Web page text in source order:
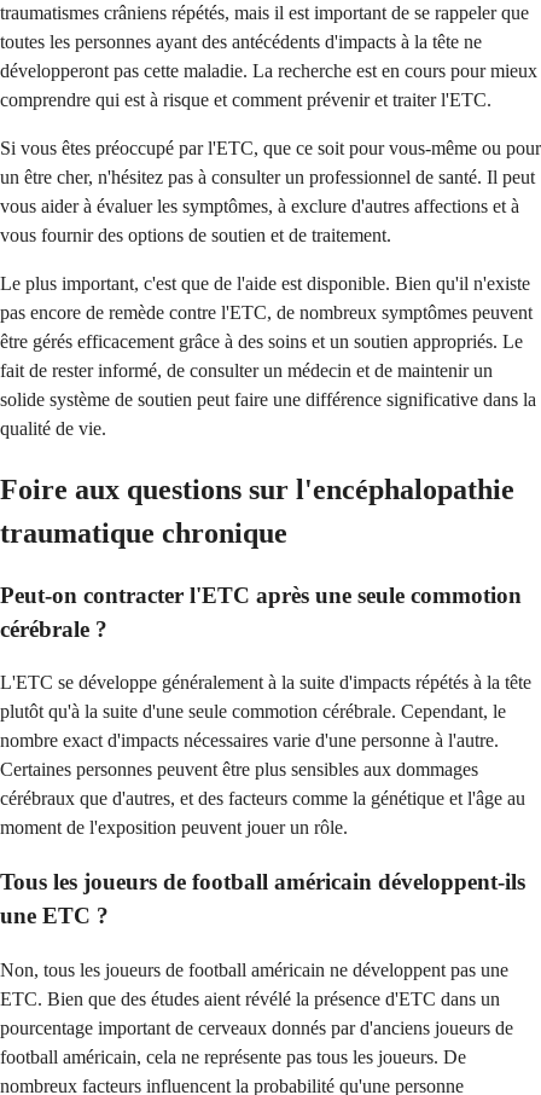
traumatismes crâniens répétés, mais il est important de se rappeler que
toutes les personnes ayant des antécédents d'impacts à la tête ne
développeront pas cette maladie. La recherche est en cours pour mieux
comprendre qui est à risque et comment prévenir et traiter l'ETC.
Si vous êtes préoccupé par l'ETC, que ce soit pour vous-même ou pour
un être cher, n'hésitez pas à consulter un professionnel de santé. Il peut
vous aider à évaluer les symptômes, à exclure d'autres affections et à
vous fournir des options de soutien et de traitement.
Le plus important, c'est que de l'aide est disponible. Bien qu'il n'existe
pas encore de remède contre l'ETC, de nombreux symptômes peuvent
être gérés efficacement grâce à des soins et un soutien appropriés. Le
fait de rester informé, de consulter un médecin et de maintenir un
solide système de soutien peut faire une différence significative dans la
qualité de vie.
Foire aux questions sur l'encéphalopathie
traumatique chronique
Peut-on contracter l'ETC après une seule commotion
cérébrale ?
L'ETC se développe généralement à la suite d'impacts répétés à la tête
plutôt qu'à la suite d'une seule commotion cérébrale. Cependant, le
nombre exact d'impacts nécessaires varie d'une personne à l'autre.
Certaines personnes peuvent être plus sensibles aux dommages
cérébraux que d'autres, et des facteurs comme la génétique et l'âge au
moment de l'exposition peuvent jouer un rôle.
Tous les joueurs de football américain développent-ils
une ETC ?
Non, tous les joueurs de football américain ne développent pas une
ETC. Bien que des études aient révélé la présence d'ETC dans un
pourcentage important de cerveaux donnés par d'anciens joueurs de
football américain, cela ne représente pas tous les joueurs. De
nombreux facteurs influencent la probabilité qu'une personne